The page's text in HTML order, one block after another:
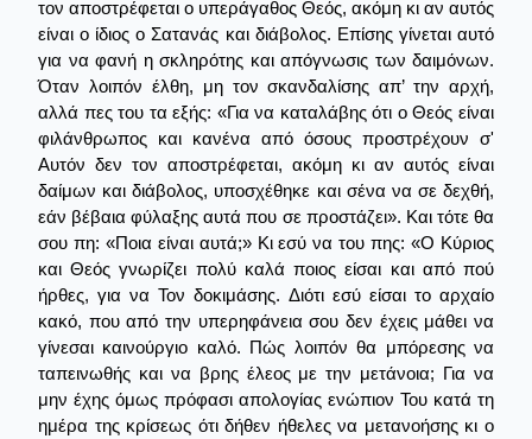
τον αποστρέφεται ο υπεράγαθος Θεός, ακόμη κι αν αυτός
είναι ο ίδιος ο Σατανάς και διάβολος. Επίσης γίνεται αυτό
για να φανή η σκληρότης και απόγνωσις των δαιμόνων.
Όταν λοιπόν έλθη, μη τον σκανδαλίσης απ’ την αρχή,
αλλά πες του τα εξής: «Για να καταλάβης ότι ο Θεός είναι
φιλάνθρωπος και κανένα από όσους προστρέχουν σ'
Αυτόν δεν τον αποστρέφεται, ακόμη κι αν αυτός είναι
δαίμων και διάβολος, υποσχέθηκε και σένα να σε δεχθή,
εάν βέβαια φύλαξης αυτά που σε προστάζει». Και τότε θα
σου πη: «Ποια είναι αυτά;» Κι εσύ να του πης: «Ο Κύριος
και Θεός γνωρίζει πολύ καλά ποιος είσαι και από πού
ήρθες, για να Τον δοκιμάσης. Διότι εσύ είσαι το αρχαίο
κακό, που από την υπερηφάνεια σου δεν έχεις μάθει να
γίνεσαι καινούργιο καλό. Πώς λοιπόν θα μπόρεσης να
ταπεινωθής και να βρης έλεος με την μετάνοια; Για να
μην έχης όμως πρόφασι απολογίας ενώπιον Του κατά τη
ημέρα της κρίσεως ότι δήθεν ήθελες να μετανοήσης κι ο